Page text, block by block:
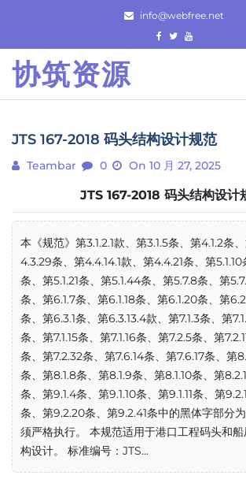
content
info@webfree.net
协筑资源
JTS 167-2018 码头结构设计规范
Teambar 0 On 10 月 27, 2025
JTS 167-2018 码头结构设计
本《规范》第3.1.2.1款、第3.1.5条、第4.1.2条
4.3.29条、第4.4.14.1款、第4.4.21条、第5.1.10
条、第5.1.21条、第5.1.44条、第5.7.8条、第
条、第6.1.7条、第6.1.18条、第6.1.20条、第
条、第6.3.1条、第6.3.13.4款、第7.1.3条、第
条、第7.1.15条、第7.1.16条、第7.2.5条、第
条、第7.2.32条、第7.6.14条、第7.6.17条、第
条、第8.1.8条、第8.1.9条、第8.1.10条、第
条、第9.1.4条、第9.1.10条、第9.1.11条、第
条、第9.2.20条、第9.2.41条中的黑体字部分
须严格执行。 本规范适用于港口工程码头和
构设计。 标准编号：JTS...